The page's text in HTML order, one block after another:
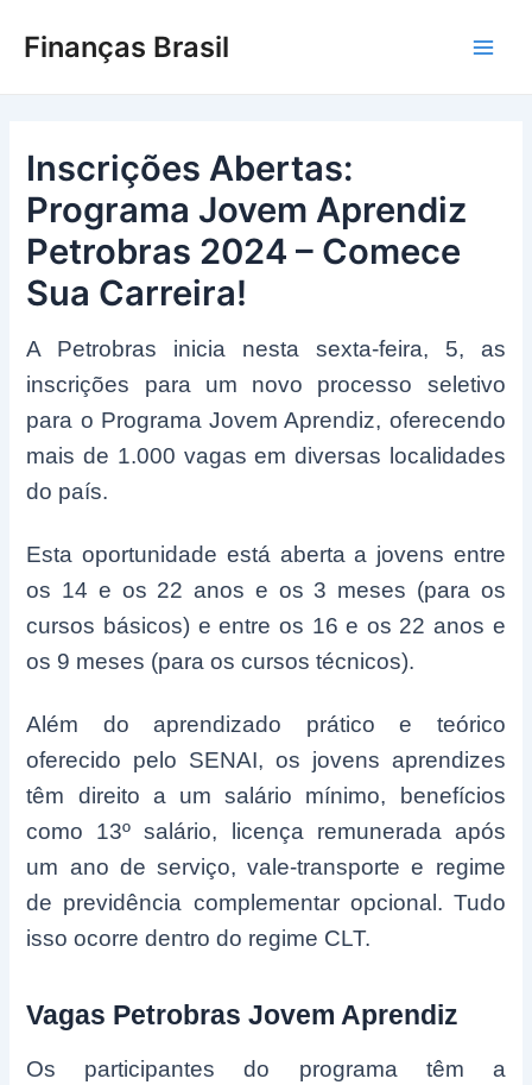
paraFinanças Brasil
Inscrições Abertas:
Programa Jovem Aprendiz
Petrobras 2024 – Comece
Sua Carreira!
A Petrobras inicia nesta sexta-feira, 5, as
inscrições para um novo processo seletivo
para o Programa Jovem Aprendiz, oferecendo
mais de 1.000 vagas em diversas localidades
do país.
Esta oportunidade está aberta a jovens entre
os 14 e os 22 anos e os 3 meses (para os
cursos básicos) e entre os 16 e os 22 anos e
os 9 meses (para os cursos técnicos).
Além do aprendizado prático e teórico
oferecido pelo SENAI, os jovens aprendizes
têm direito a um salário mínimo, benefícios
como 13º salário, licença remunerada após
um ano de serviço, vale-transporte e regime
de previdência complementar opcional. Tudo
isso ocorre dentro do regime CLT.
Vagas Petrobras Jovem Aprendiz
Os participantes do programa têm a